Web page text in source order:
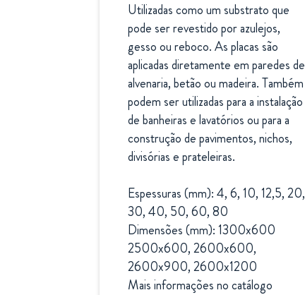
Utilizadas como um substrato que
pode ser revestido por azulejos,
gesso ou reboco. As placas são
aplicadas diretamente em paredes de
alvenaria, betão ou madeira. Também
podem ser utilizadas para a instalação
de banheiras e lavatórios ou para a
construção de pavimentos, nichos,
divisórias e prateleiras.
Espessuras (mm): 4, 6, 10, 12,5, 20,
30, 40, 50, 60, 80
Dimensões (mm): 1300x600
2500x600, 2600x600,
2600x900, 2600x1200
Mais informações no catálogo